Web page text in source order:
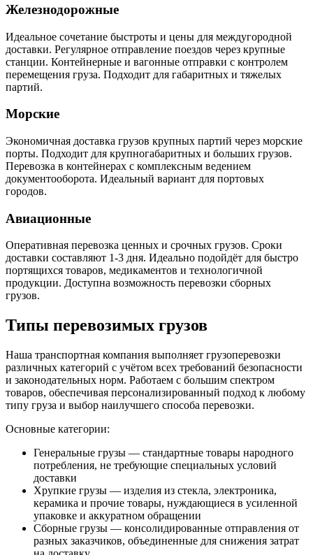
Железнодорожные
Идеальное сочетание быстроты и цены для междугородной
доставки. Регулярное отправление поездов через крупные
станции. Контейнерные и вагонные отправки с контролем
перемещения груза. Подходит для габаритных и тяжелых
партий.
Морские
Экономичная доставка грузов крупных партий через морские
порты. Подходит для крупногабаритных и больших грузов.
Перевозка в контейнерах с комплексным ведением
документооборота. Идеальный вариант для портовых
городов.
Авиационные
Оперативная перевозка ценных и срочных грузов. Сроки
доставки составляют 1-3 дня. Идеально подойдёт для быстро
портящихся товаров, медикаментов и технологичной
продукции. Доступна возможность перевозки сборных
грузов.
Типы перевозимых грузов
Наша транспортная компания выполняет грузоперевозки
различных категорий с учётом всех требований безопасности
и законодательных норм. Работаем с большим спектром
товаров, обеспечивая персонализированный подход к любому
типу груза и выбор наилучшего способа перевозки.
Основные категории:
Генеральные грузы — стандартные товары народного
потребления, не требующие специальных условий
доставки
Хрупкие грузы — изделия из стекла, электроника,
керамика и прочие товары, нуждающиеся в усиленной
упаковке и аккуратном обращении
Сборные грузы — консолидированные отправления от
разных заказчиков, объединенные для снижения затрат